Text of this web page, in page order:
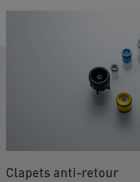
Clapets anti-retour